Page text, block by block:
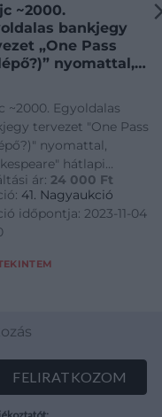
~2000.
bankjegy
„One Pass
nyomattal,
bankjegynyomda
(6x)
/ Switzerland
One-sided test
with „One
(as a ticket?)”
with „Shake
~2000. Egyoldalas
tervezet "One Pass
nyomattal,
hátlapi
a De La Rue
(6x) T:UNC,AU /
~2000. One-
ár: 24 000 Ft
41. Nagyaukció
időpontja: 2023-11-04